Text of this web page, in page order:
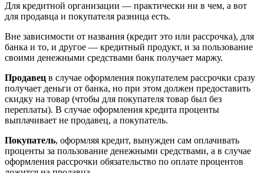
Для кредитной организации — практически ни в чем, а вот
для продавца и покупателя разница есть.
Вне зависимости от названия (кредит это или рассрочка), для
банка и то, и другое — кредитный продукт, и за пользование
своими денежными средствами банк получает маржу.
Продавец в случае оформления покупателем рассрочки сразу
получает деньги от банка, но при этом должен предоставить
скидку на товар (чтобы для покупателя товар был без
переплаты). В случае оформления кредита проценты
выплачивает не продавец, а покупатель.
Покупатель, оформляя кредит, вынужден сам оплачивать
проценты за пользование денежными средствами, а в случае
оформления рассрочки обязательство по оплате процентов